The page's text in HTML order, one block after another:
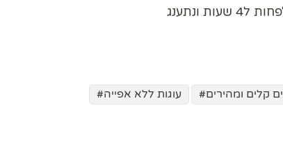
ונתענג
קלים ומהירים
עוגות ללא אפייה